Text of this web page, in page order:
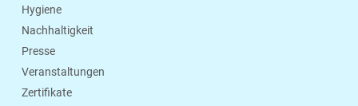
Hygiene
Nachhaltigkeit
Presse
Veranstaltungen
Zertifikate